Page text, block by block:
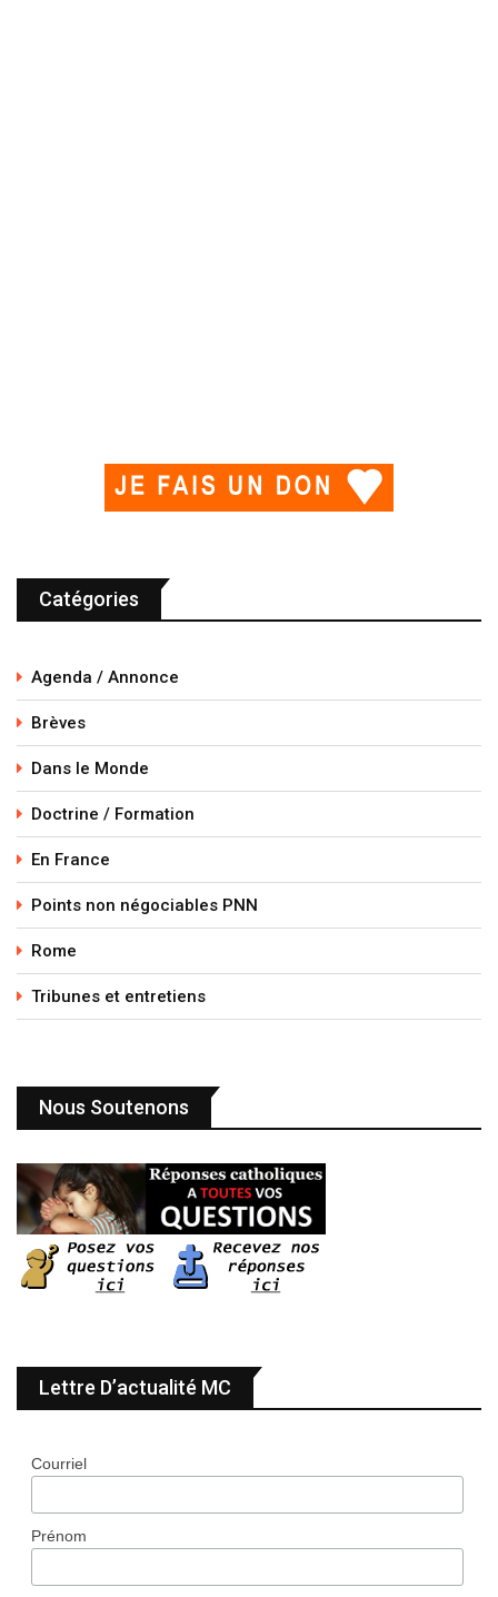
Catégories
Agenda / Annonce
Brèves
Dans le Monde
Doctrine / Formation
En France
Points non négociables PNN
Rome
Tribunes et entretiens
Nous Soutenons
Lettre D’actualité MC
Courriel
Prénom